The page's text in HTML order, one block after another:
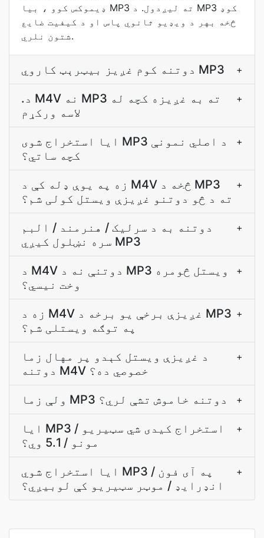
ډیموکس کوو ، بیا MP3 ته لیږدول. د MP3 کوډ
څخه بهر د ویډیو ثانوي پاس او د کیفیت ضایع
شتون نلري.
دوتنه کوم غږيز بيټرېټ کاروي MP3 +
.د M4V نه MP3 ته به غږيزه کچه له
لاسه ورکړم
+
ایا استخراج شوی MP3 د اصلي نمونې
کچه ساتي؟
+
زه په يوې ډله کې د M4V څخه د MP3
ته د څو دوتنو غږيزې ويستل کولی شم؟
+
دوتنه به د سرليک / هنرمند / البم
سره نښلول کيږي MP3
+
د M4V دوتنې نه د MP3 ويستل څومره
وخت نیسي؟
+
زه د M4V غږيزې برخې يو برخه د MP3
په توګه ويستلی شم؟
+
د غږيزې ويستل کېدو پر مهال زما
دوتنه M4V خصوصي ده؟
+
ولې زما MP3 دوتنه خاموش تشې لري؟ +
ایا MP3 استخراج کیدی شي سټیریو /
مونو / 5.1 وي؟
+
ایا استخراج شوي MP3 په آی فون /
انډرایډ / موټر سټیریو کې لوبیږي؟
+